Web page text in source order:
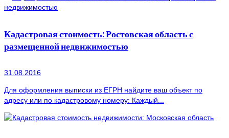
Кадастровая стоимость: Ростовская область с
размещенной недвижимостью
31.08.2016
Для оформления выписки из ЕГРН найдите ваш объект по
адресу или по кадастровому номеру: Каждый...